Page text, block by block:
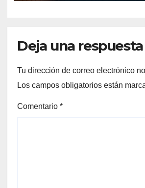
Deja una respuesta
Tu dirección de correo electrónico
Los campos obligatorios están
Comentario *